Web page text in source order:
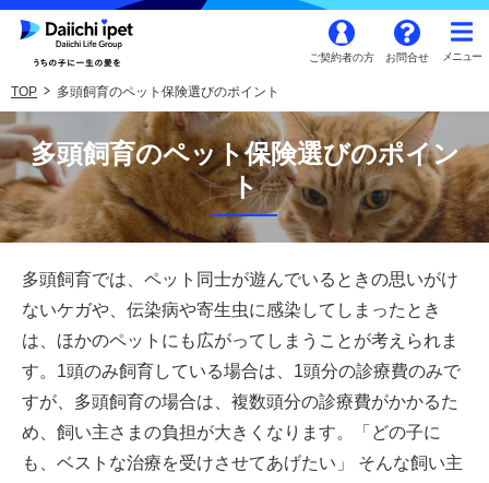
ご契約者の方 お問合せ
TOP 多頭飼育のペット保険選びのポイント
多頭飼育のペット保険選びのポイン
ト
多頭飼育では、ペット同士が遊んでいるときの思いがけ
ないケガや、伝染病や寄生虫に感染してしまったとき
は、ほかのペットにも広がってしまうことが考えられま
す。1頭のみ飼育している場合は、1頭分の診療費のみで
すが、多頭飼育の場合は、複数頭分の診療費がかかるた
め、飼い主さまの負担が大きくなります。「どの子に
も、ベストな治療を受けさせてあげたい」 そんな飼い主